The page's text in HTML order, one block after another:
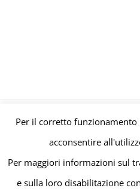
© Gruppo Polaris P.IVA C.F.
Cookie Policy |
Per il corretto
acconsentire
Per maggiori informazioni sul
e sulla loro disabilitazione